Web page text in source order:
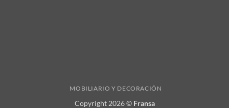
MOBILIARIO Y DECORACIÓN
Copyright 2026 © Fransa